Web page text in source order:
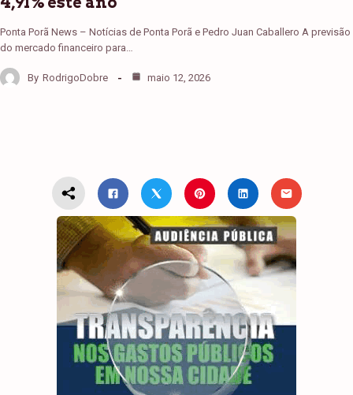
Ponta Porã News – Notícias de Ponta Porã e Pedro Juan Caballero A previsão
do mercado financeiro para…
By RodrigoDobre maio 12, 2026